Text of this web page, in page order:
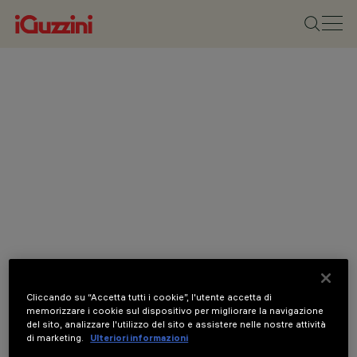
CATEGORIE
Cliccando su “Accetta tutti i cookie”, l'utente accetta di
memorizzare i cookie sul dispositivo per migliorare la navigazione
del sito, analizzare l'utilizzo del sito e assistere nelle nostre attività
di marketing.
Ulteriori informazioni